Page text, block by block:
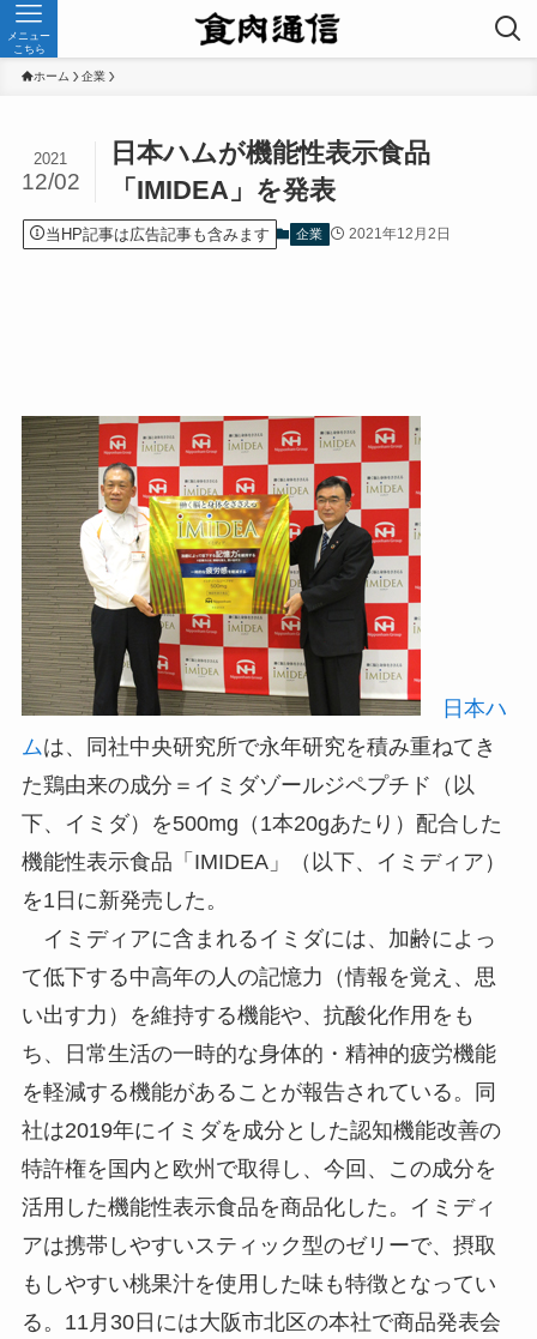
メニュー
こちら
ホーム 企業
日本ハムが機能性表示食品
「IMIDEA」を発表
2021
12/02
当HP記事は広告記事も含みます 企業 2021年12月2日
日本ハ
ムは、同社中央研究所で永年研究を積み重ねてき
た鶏由来の成分＝イミダゾールジペプチド（以
下、イミダ）を500mg（1本20gあたり）配合した
機能性表示食品「IMIDEA」（以下、イミディア）
を1日に新発売した。
イミディアに含まれるイミダには、加齢によっ
て低下する中高年の人の記憶力（情報を覚え、思
い出す力）を維持する機能や、抗酸化作用をも
ち、日常生活の一時的な身体的・精神的疲労機能
を軽減する機能があることが報告されている。同
社は2019年にイミダを成分とした認知機能改善の
特許権を国内と欧州で取得し、今回、この成分を
活用した機能性表示食品を商品化した。イミディ
アは携帯しやすいスティック型のゼリーで、摂取
もしやすい桃果汁を使用した味も特徴となってい
る。11月30日には大阪市北区の本社で商品発表会